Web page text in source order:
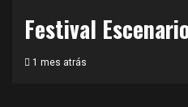
Festival
1 mes atrás